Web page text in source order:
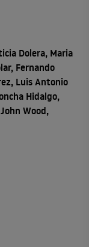
Dolera, Maria
Fernando
Luis Antonio
Hidalgo,
Wood,